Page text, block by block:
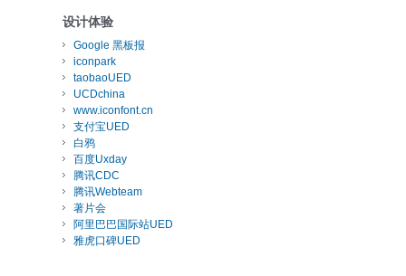
设计体验
Google 黑板报
iconpark
taobaoUED
UCDchina
www.iconfont.cn
支付宝UED
白鸦
百度Uxday
腾讯CDC
腾讯Webteam
著片会
阿里巴巴国际站UED
雅虎口碑UED